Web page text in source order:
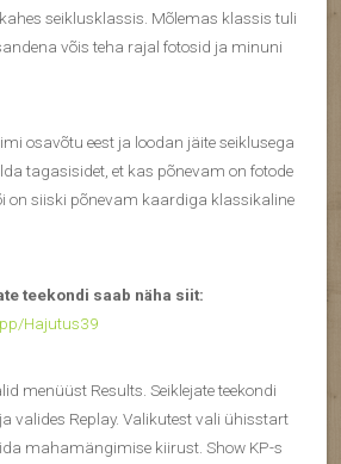
seiklusklassis. Mõlemas klassis tuli
võis teha rajal fotosid ja minuni
osavõtu eest ja loodan jäite seiklusega
tagasisidet, et kas põnevam on fotode
on siiski põnevam kaardiga klassikaline
teekondi saab näha siit:
Hajutus39
menüüst Results. Seiklejate teekondi
valides Replay. Valikutest vali ühisstart
mahamängimise kiirust. Show KP-s